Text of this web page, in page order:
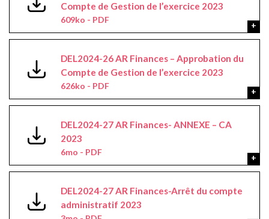
Compte de Gestion de l’exercice 2023
609ko - PDF
DEL2024-26 AR Finances – Approbation du
Compte de Gestion de l’exercice 2023
626ko - PDF
DEL2024-27 AR Finances- ANNEXE – CA
2023
6mo - PDF
DEL2024-27 AR Finances-Arrêt du compte
administratif 2023